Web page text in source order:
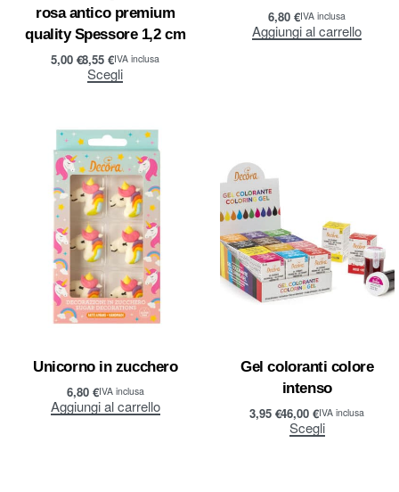
rosa antico premium
quality Spessore 1,2 cm
5,00€8,55€IVA inclusa
Scegli
6,80€IVA inclusa
Aggiungi al carrello
Unicorno in zucchero
6,80 €IVA inclusa
Aggiungi al carrello
Gel coloranti colore
intenso
3,95€46,00€IVA inclusa
Scegli